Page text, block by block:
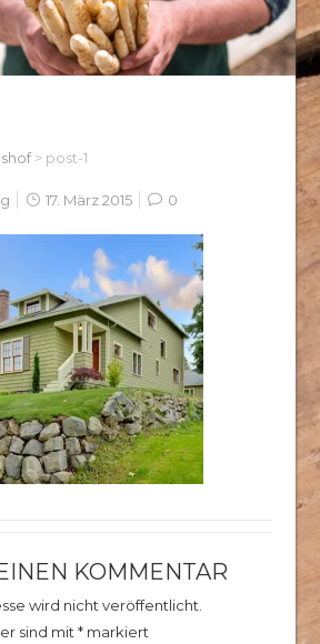
> post-1
17. März 2015 0
KOMMENTAR
wird nicht veröffentlicht.
sind mit*markiert